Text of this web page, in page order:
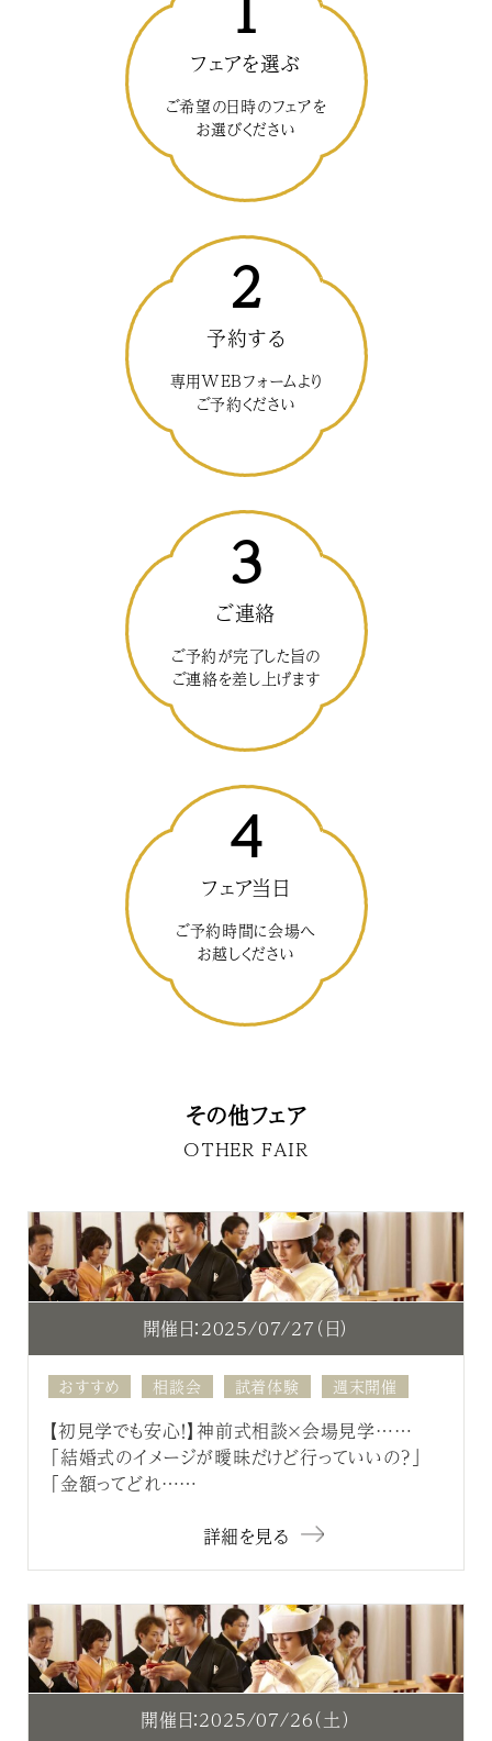
フェアを選ぶ
ご希望の日時のフェアを
お選びください
2
予約する
専用WEBフォームより
ご予約ください
3
ご連絡
ご予約が完了した旨の
ご連絡を差し上げます
4
フェア当日
ご予約時間に会場へ
お越しください
その他フェア
OTHER FAIR
開催日：2025/07/27（日）
おすすめ 相談会 試着体験 週末開催
【初見学でも安心！】神前式相談×会場見学……
「結婚式のイメージが曖昧だけど行っていいの？」
「金額ってどれ……
詳細を見る
開催日：2025/07/26（土）